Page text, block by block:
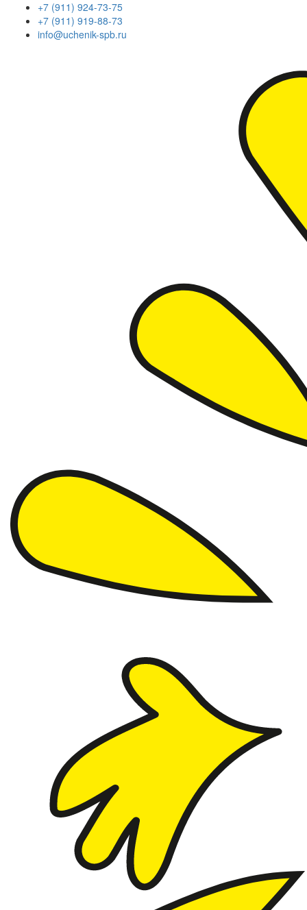
+7 (911) 924-73-75
+7 (911) 919-88-73
info@uchenik-spb.ru